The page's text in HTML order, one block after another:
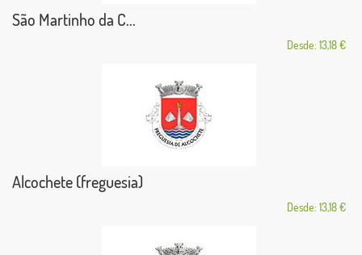
São Martinho da C...
Desde: 13,18 €
Alcochete (freguesia)
Desde: 13,18 €